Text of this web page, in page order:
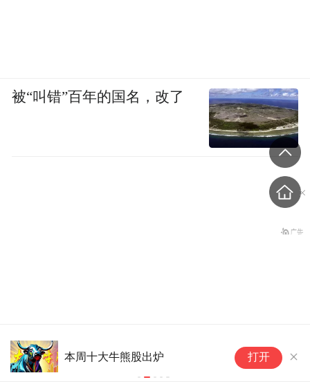
宁波男子刷到孩子非亲生新闻
后，DNA鉴定发现3女儿都非亲
生，怒而起诉，一审即将开庭
打开
被“叫错”百年的国名，改了
西班牙对意大利出手了